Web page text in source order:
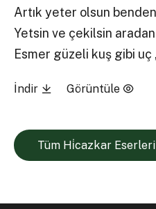
Artık yeter olsun
Yetsin ve çekilsin
Esmer güzeli kuş gibi uç
İndir Görüntüle
Tüm Hi̇cazkar Eserleri